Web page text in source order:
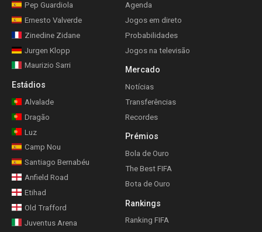
Pep Guardiola
Ernesto Valverde
Zinedine Zidane
Jurgen Klopp
Maurizio Sarri
Estádios
Alvalade
Dragão
Luz
Camp Nou
Santiago Bernabéu
Anfield Road
Etihad
Old Trafford
Juventus Arena
Agenda
Jogos em direto
Probabilidades
Jogos na televisão
Mercado
Notícias
Transferências
Recordes
Prémios
Bola de Ouro
The Best FIFA
Bota de Ouro
Rankings
Ranking FIFA